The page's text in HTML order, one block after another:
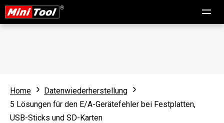
Home
Datenwiederherstellung
5 Lösungen für den E/A-Gerätefehler bei Festplatten,
USB-Sticks und SD-Karten